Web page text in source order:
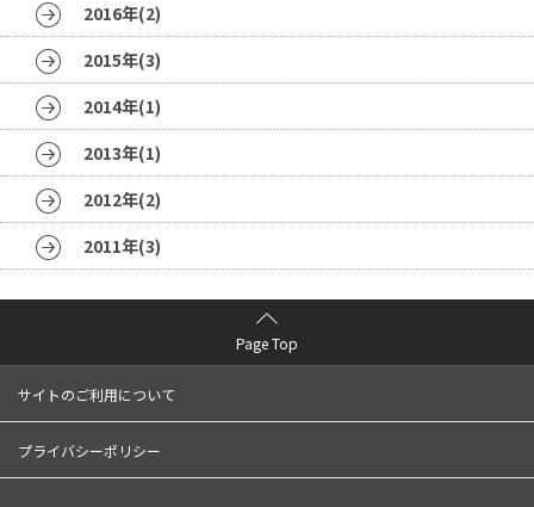
2016年(2)
2015年(3)
2014年(1)
2013年(1)
2012年(2)
2011年(3)
Page Top
サイトのご利用について
プライバシーポリシー